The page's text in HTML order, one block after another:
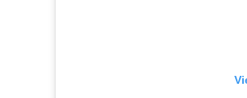
على أفضل المقاعد لعروضنا الحية.